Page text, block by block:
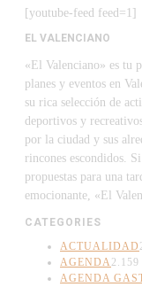
[youtube-feed feed=1]
EL VALENCIANO
«El Valenciano» es tu
planes y eventos en
su rica selección de
deportivos y
por la ciudad y sus
rincones escondidos.
propuestas para una
emocionante, «El
CATEGORIES
ACTUALIDAD
AGENDA2.159
AGENDA